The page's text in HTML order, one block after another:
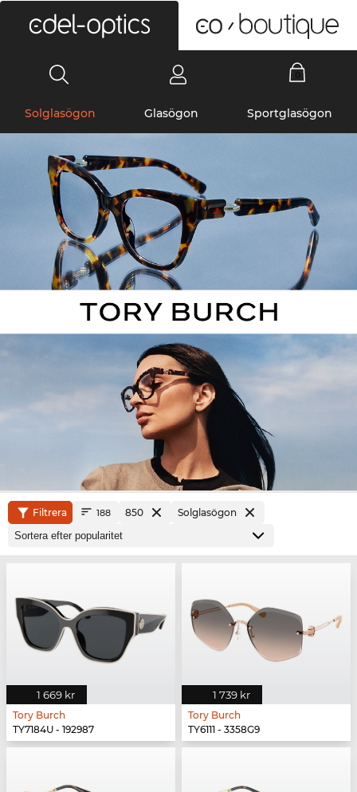
Solglasögon Glasögon Sportglasögon
Filtrera 188 850 Solglasögon
1 669 kr
Tory Burch
TY7184U - 192987
1 739 kr
Tory Burch
TY6111 - 3358G9